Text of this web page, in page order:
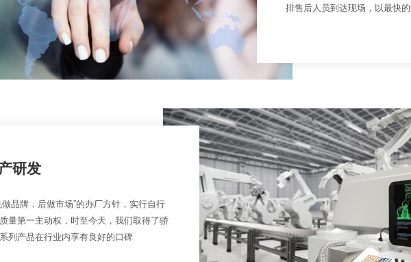
排售后人员到达现场，以最快的
研发
做品牌，后做市场”的办厂方针，实行自行
量第一主动权，时至今天，我们取得了骄
列产品在行业内享有良好的口碑